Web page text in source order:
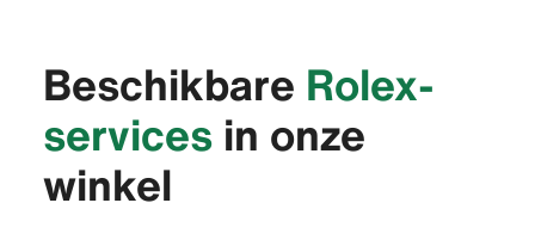
Beschikbare Rolex-
servicesin onze
winkel